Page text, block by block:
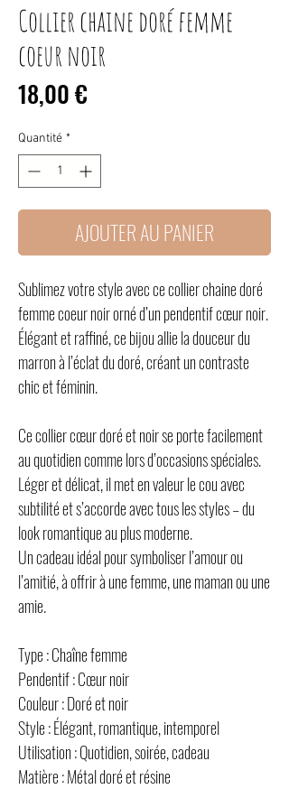
Collier chaine doré femme
coeur noir
18,00 €
Quantité *
AJOUTER AU PANIER
Sublimez votre style avec ce collier chaine doré
femme coeur noir orné d’un pendentif cœur noir.
Élégant et raffiné, ce bijou allie la douceur du
marron à l’éclat du doré, créant un contraste
chic et féminin.
Ce collier cœur doré et noir se porte facilement
au quotidien comme lors d’occasions spéciales.
Léger et délicat, il met en valeur le cou avec
subtilité et s’accorde avec tous les styles – du
look romantique au plus moderne.
Un cadeau idéal pour symboliser l’amour ou
l’amitié, à offrir à une femme, une maman ou une
amie.
Type : Chaîne femme
Pendentif : Cœur noir
Couleur : Doré et noir
Style : Élégant, romantique, intemporel
Utilisation : Quotidien, soirée, cadeau
Matière : Métal doré et résine